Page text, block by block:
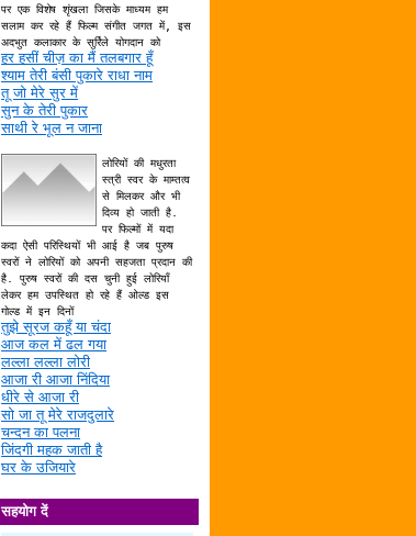
पर एक विशेष शृंखला जिसके माध्यम हम
सलाम कर रहे हैं फिल्म संगीत जगत में, इस
अदभुत कलाकार के सुर्रिले योगदान को
हर हसीं चीज़ का मैं तलबगार हूँ
श्याम तेरी बंसी पुकारे राधा नाम
तू जो मेरे सुर में
सुन के तेरी पुकार
साथी रे भूल न जाना
लोरियों की मधुरता
स्त्री स्वर के माम्तत्व
से मिलकर और भी
दिव्य हो जाती है.
पर फिल्मों में यदा
कदा ऐसी परिस्थियों भी आई है जब पुरुष
स्वरों ने लोरियों को अपनी सहजता प्रदान की
है. पुरुष स्वरों की दस चुनी हुई लोरियाँ
लेकर हम उपस्थित हो रहे हैं ओल्ड इस
गोल्ड में इन दिनों
तुझे सूरज कहूँ या चंदा
आज कल में ढल गया
लल्ला लल्ला लोरी
आजा री आजा निंदिया
धीरे से आजा री
सो जा तू मेरे राजदुलारे
चन्दन का पलना
जिंदगी महक जाती है
घर के उजियारे
सहयोग दें